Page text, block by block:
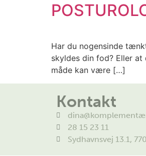
Har du nogensinde
skyldes din fod? Eller
måde kan være […]
Kontakt
28 15 23 11
Sydhavnsvej 13.1,